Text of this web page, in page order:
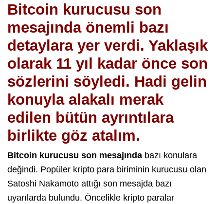
Bitcoin kurucusu son
mesajında önemli bazı
detaylara yer verdi. Yaklaşık
olarak 11 yıl kadar önce son
sözlerini söyledi. Hadi gelin
konuyla alakalı merak
edilen bütün ayrıntılara
birlikte göz atalım.
Bitcoin kurucusu son mesajında bazı konulara
değindi. Popüler kripto para biriminin kurucusu olan
Satoshi Nakamoto attığı son mesajda bazı
uyarılarda bulundu. Öncelikle kripto paralar